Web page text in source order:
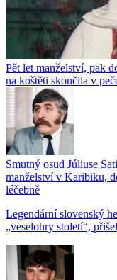
Pět let manželství, pak
na koštěti skončila v
Smutný osud Júliuse
manželství v Karibiku,
léčebně
Legendární slovenský
„veselohry století“,